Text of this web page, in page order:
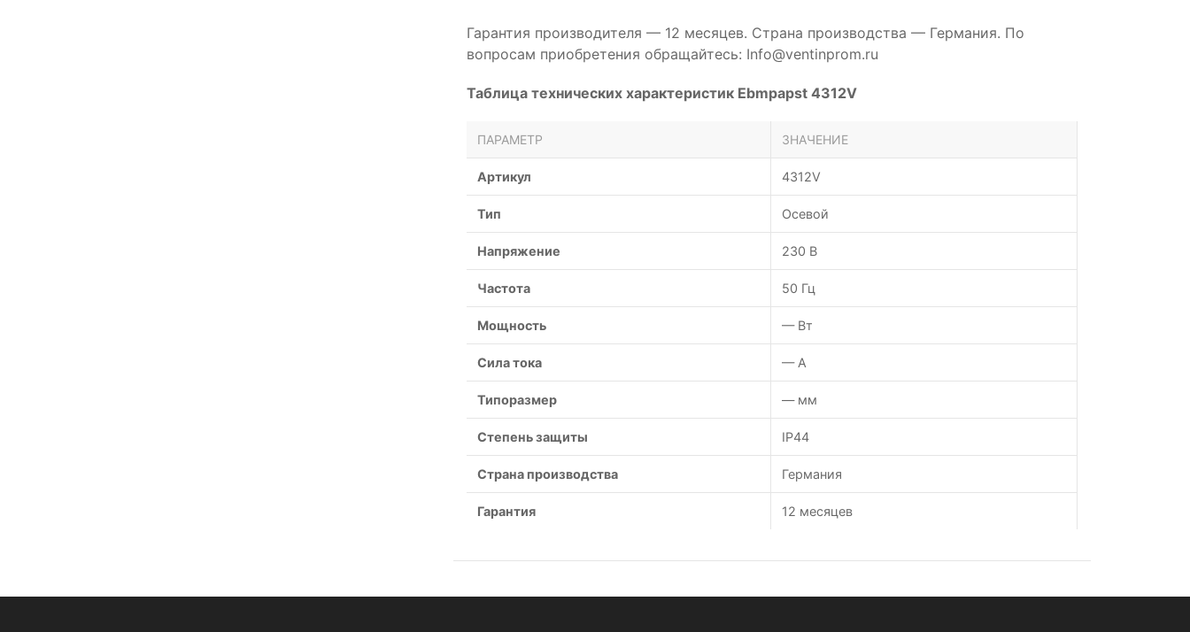
Гарантия производителя — 12 месяцев. Страна производства — Германия. По
вопросам приобретения обращайтесь: Info@ventinprom.ru
Таблица технических характеристик Ebmpapst 4312V
ПАРАМЕТР ЗНАЧЕНИЕ
Артикул 4312V
Тип Осевой
Напряжение 230 В
Частота 50 Гц
Мощность — Вт
Сила тока — А
Типоразмер — мм
Степень защиты IP44
Страна производства Германия
Гарантия 12 месяцев